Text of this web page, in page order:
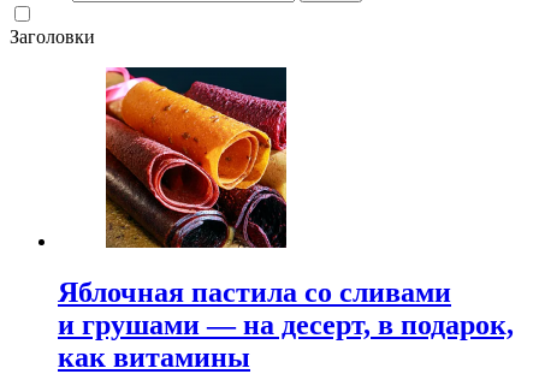
Заголовки
Яблочная пастила со сливами
и грушами — на десерт, в подарок,
как витамины